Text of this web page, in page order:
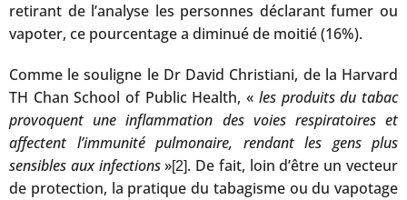
retirant de l’analyse les personnes déclarant fumer ou
vapoter, ce pourcentage a diminué de moitié (16%).
Comme le souligne le Dr David Christiani, de la Harvard
TH Chan School of Public Health, « les produits du tabac
provoquent une inflammation des voies respiratoires et
affectent l’immunité pulmonaire, rendant les gens plus
sensibles aux infections»[2]. De fait, loin d’être un vecteur
de protection, la pratique du tabagisme ou du vapotage